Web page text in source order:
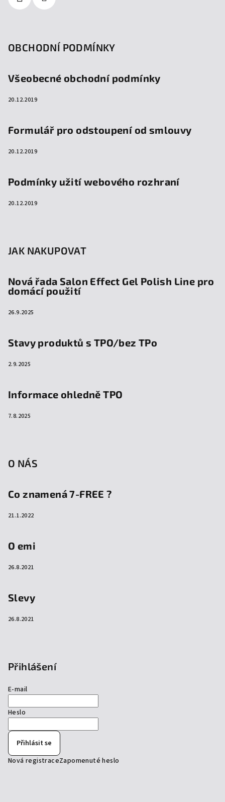
OBCHODNÍ PODMÍNKY
Všeobecné obchodní podmínky
20.12.2019
Formulář pro odstoupení od smlouvy
20.12.2019
Podmínky užití webového rozhraní
20.12.2019
JAK NAKUPOVAT
Nová řada Salon Effect Gel Polish Line pro
domácí použití
26.9.2025
Stavy produktů s TPO/bez TPo
2.9.2025
Informace ohledně TPO
7.8.2025
O NÁS
Co znamená 7-FREE ?
21.1.2022
O emi
26.8.2021
Slevy
26.8.2021
Přihlášení
E-mail
Heslo
Přihlásit se
Nová registraceZapomenuté heslo